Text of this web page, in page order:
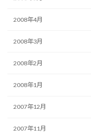
2008年4月
2008年3月
2008年2月
2008年1月
2007年12月
2007年11月